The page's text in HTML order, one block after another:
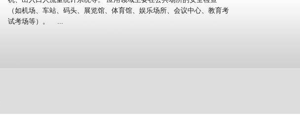
（如机场、车站、码头、展览馆、体育馆、娱乐场所、会议中心、教育考